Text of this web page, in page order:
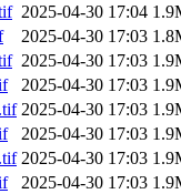
2025-04-30 17:04
2025-04-30 17:03
2025-04-30 17:03
2025-04-30 17:03
2025-04-30 17:03
2025-04-30 17:03
2025-04-30 17:03
2025-04-30 17:03